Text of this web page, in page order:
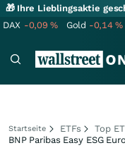
🎁 Ihre Lieblingsaktie
DAX -0,09% Gold -0,14%
Startseite ETFs
Top
BNP Paribas Easy ESG